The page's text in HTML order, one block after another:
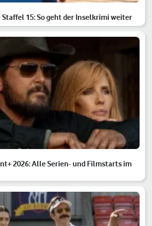
Staffel 15: So geht der Inselkrimi weiter
2026: Alle Serien- und Filmstarts im